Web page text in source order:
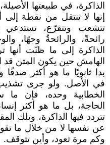
الذاكرة، في طبيعتها
إنها لا تنتقل من نقطة
تتشعب وتتفرّع،
رائحةً، والرائحةُ وجهًا،
الذاكرة إلى ما ظنّت
الهامش حين يكون المتن قد
بدا ثانويًا ما هو أكثر صدقًا
في الأصل. ولو جرى
الخطابية وحده، فإن
الحاجة، بل ما هو أكثر
تتردد فيها الذاكرة، وتلك
عن نفسها لا من خلال ما
وكم مرة تعود، وأين تتوقف.